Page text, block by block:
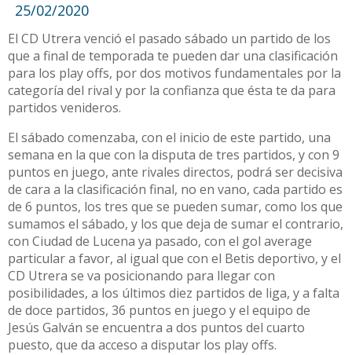
25/02/2020
El CD Utrera venció el pasado sábado un partido de los
que a final de temporada te pueden dar una clasificación
para los play offs, por dos motivos fundamentales por la
categoría del rival y por la confianza que ésta te da para
partidos venideros.
El sábado comenzaba, con el inicio de este partido, una
semana en la que con la disputa de tres partidos, y con 9
puntos en juego, ante rivales directos, podrá ser decisiva
de cara a la clasificación final, no en vano, cada partido es
de 6 puntos, los tres que se pueden sumar, como los que
sumamos el sábado, y los que deja de sumar el contrario,
con Ciudad de Lucena ya pasado, con el gol average
particular a favor, al igual que con el Betis deportivo, y el
CD Utrera se va posicionando para llegar con
posibilidades, a los últimos diez partidos de liga, y a falta
de doce partidos, 36 puntos en juego y el equipo de
Jesús Galván se encuentra a dos puntos del cuarto
puesto, que da acceso a disputar los play offs.